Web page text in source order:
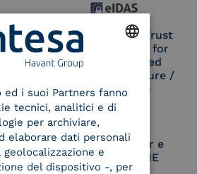
eIDAS Qualified Trust
Service Provider for
Remote Qualified
Electronic Signature /
Seal Creation
e
Service Provider e
Aggregatore CIE
ITALIAN
ed i suoi Partners fanno
tecnici, analitici e di
per archiviare,
elaborare dati personali
e
del dispositivo -, per